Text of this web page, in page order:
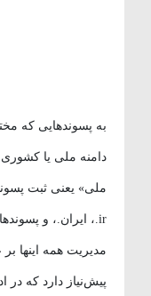
به پسوندهایی که
دامنه ملی یا کشوری
ملی» یعنی ثبت
مدیریت همه اینها بر
پیش‌نیاز دارد که در